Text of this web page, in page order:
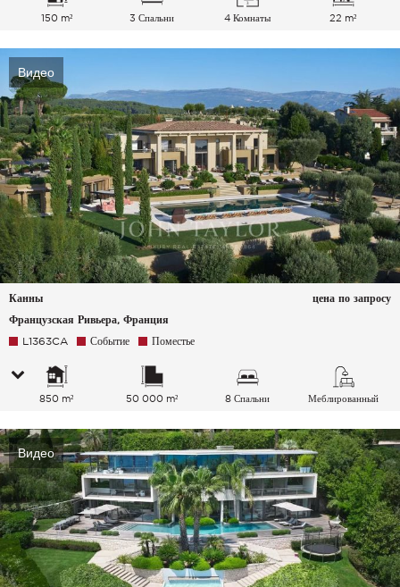
150 m² 3 Спальни 4 Комнаты 22 m²
Видео
Канны
Французская Ривьера, Франция
цена по запросу
L1363CA Событие Поместье
850 m² 50 000 m² 8 Спальни Меблированный
Видео